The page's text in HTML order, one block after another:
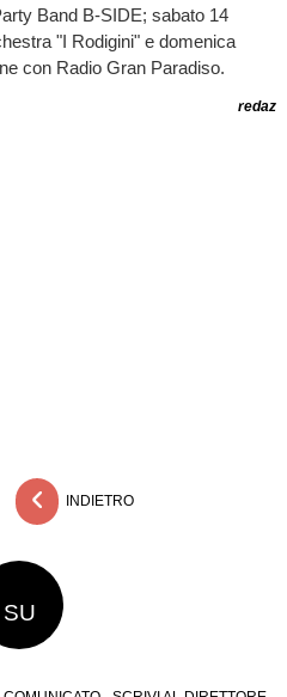
Band B-SIDE; sabato 14
"I Rodigini" e domenica
con Radio Gran Paradiso.
redaz
INDIETRO
SU